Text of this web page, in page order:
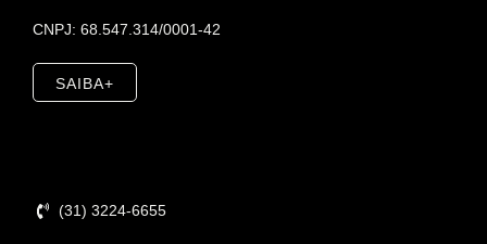
CNPJ: 68.547.314/0001-42
SAIBA+
(31) 3224-6655